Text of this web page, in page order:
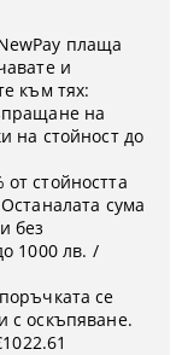
плаща
и
към тях:
на
на стойност до
стойността
сума
без
1000 лв. /
се
с оскъпяване.